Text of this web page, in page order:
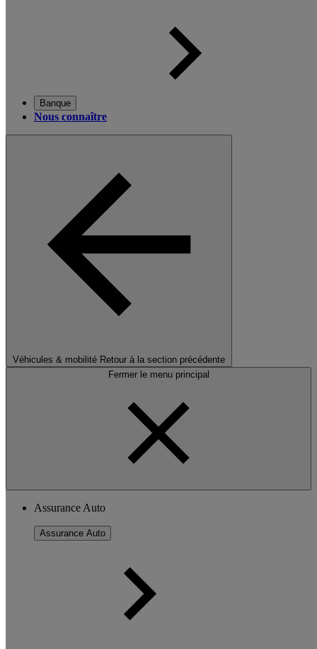
Banque
Nous connaître
Véhicules & mobilité Retour à la section précédente
Fermer le menu principal
Assurance Auto
Assurance Auto